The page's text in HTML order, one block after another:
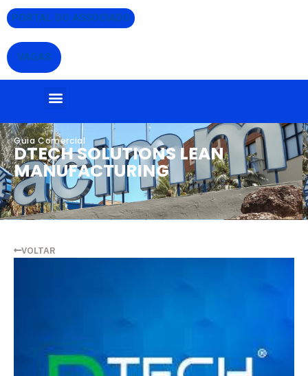
PORTAL DO ASSOCIADO
VAGAS
Guia Comercial
DTECH SOLUTIONS LEAN
MANUFACTURING
VOLTAR